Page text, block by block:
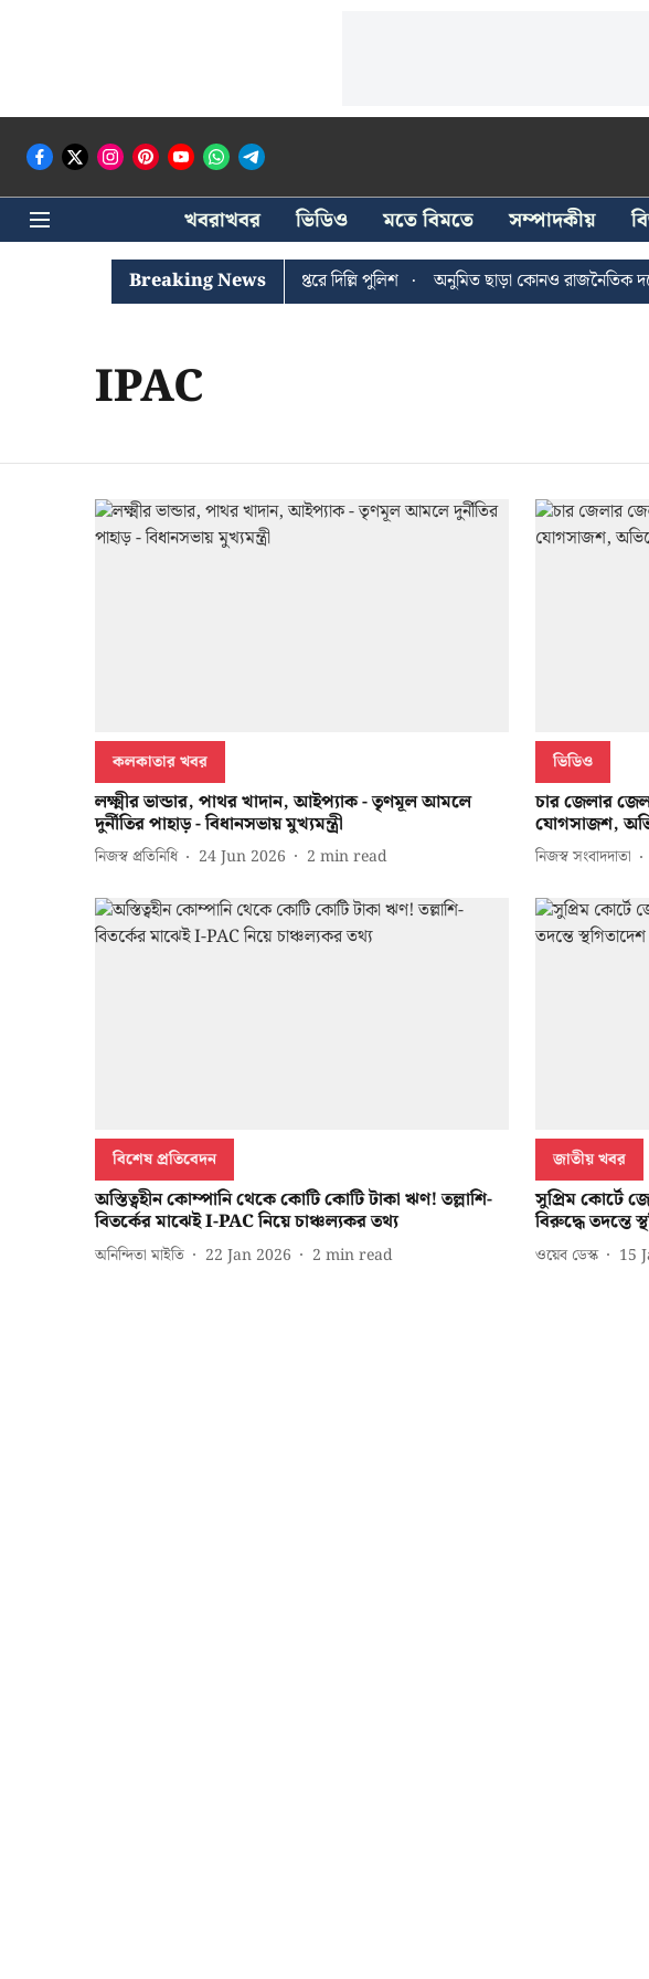
খবরাখবর ভিডিও মতে বিমতে সম্পাদকীয়
Breaking News
ঐশী ঘোষের খোঁজে সিপিআইএম সদর দপ্তরে দিল্লি পুলিশ অনুমিত ছাড়া কোনও রাজনৈতিক
IPAC
কলকাতার খবর
লক্ষ্মীর ভান্ডার, পাথর খাদান, আইপ্যাক - তৃণমূল আমলে
দুর্নীতির পাহাড় - বিধানসভায় মুখ্যমন্ত্রী
নিজস্ব প্রতিনিধি 24 Jun 2026 2 min read
ভিডিও
চার জেলার
যোগসাজশ,
নিজস্ব সংবাদদাতা
বিশেষ প্রতিবেদন
অস্তিত্বহীন কোম্পানি থেকে কোটি কোটি টাকা ঋণ! তল্লাশি-
বিতর্কের মাঝেই I-PAC নিয়ে চাঞ্চল্যকর তথ্য
অনিন্দিতা মাইতি 22 Jan 2026 2 min read
জাতীয় খবর
সুপ্রিম কোর্টে
বিরুদ্ধে তদন্তে
ওয়েব ডেস্ক 15